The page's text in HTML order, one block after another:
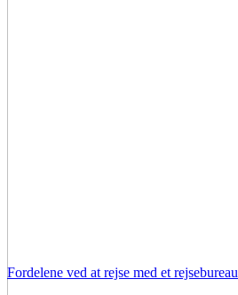
Fordelene ved at rejse med et rejsebureau